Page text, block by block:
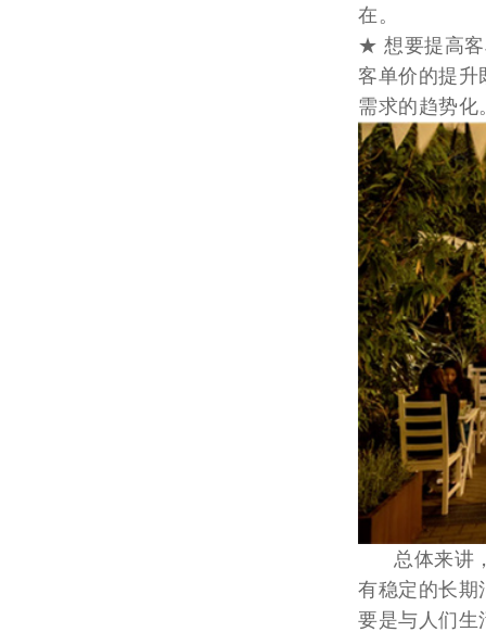
在。
★ 想要提高客
客单价的提升
需求的趋势化
总体来讲，
有稳定的长期
要是与人们生